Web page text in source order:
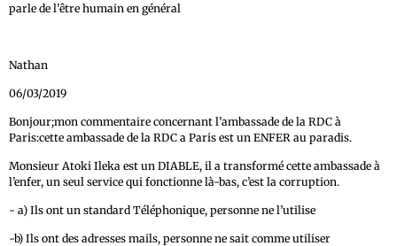
parle de l'être humain en général
Nathan
06/03/2019
Bonjour;mon commentaire concernant l’ambassade de la RDC à
Paris:cette ambassade de la RDC a Paris est un ENFER au paradis.
Monsieur Atoki Ileka est un DIABLE, il a transformé cette ambassade à
l’enfer, un seul service qui fonctionne là-bas, c’est la corruption.
- a) Ils ont un standard Téléphonique, personne ne l’utilise
-b) Ils ont des adresses mails, personne ne sait comme utiliser